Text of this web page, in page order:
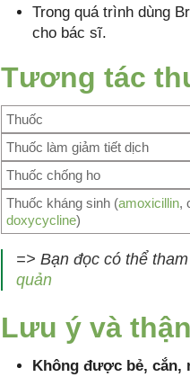
Trong quá trình dùng
cho bác sĩ.
Tương tác
Thuốc
Thuốc làm giảm tiết dịch
Thuốc chống ho
Thuốc kháng sinh (amoxicillin,
doxycycline)
=> Bạn đọc có thể
quản
Lưu ý và
Không được bẻ, cắn,